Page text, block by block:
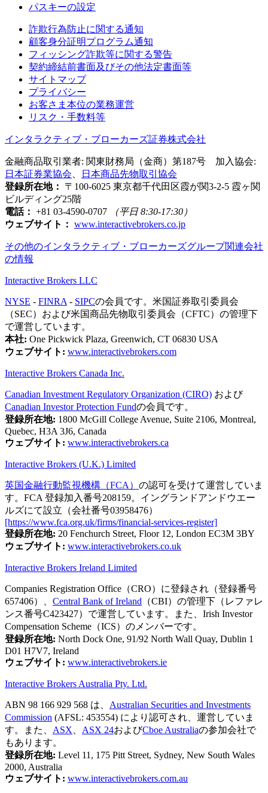
パスキーの設定
詐欺行為防止に関する通知
顧客身分証明プログラム通知
フィッシング詐欺等に関する警告
契約締結前書面及びその他法定書面等
サイトマップ
プライバシー
お客さま本位の業務運営
リスク・手数料等
インタラクティブ・ブローカーズ証券株式会社
金融商品取引業者: 関東財務局（金商）第187号 加入協会:
日本証券業協会
日本商品先物取引協会
登録所在地：
〒100-6025 東京都千代田区霞が関3-2-5 霞ヶ関
ビルディング25階
電話： +81 03-4590-0707
（平日 8:30-17:30）
ウェブサイト： www.interactivebrokers.co.jp
その他のインタラクティブ・ブローカーズグループ関連会社
の情報
Interactive Brokers LLC
NYSE - FINRA - SIPCの会員です。米国証券取引委員会
（SEC）および米国商品先物取引委員会（CFTC）の管理下
で運営しています。
本社: One Pickwick Plaza, Greenwich, CT 06830 USA
ウェブサイト: www.interactivebrokers.com
Interactive Brokers Canada Inc.
Canadian Investment Regulatory Organization (CIRO) および
Canadian Investor Protection Fundの会員です。
登録所在地: 1800 McGill College Avenue, Suite 2106, Montreal,
Quebec, H3A 3J6, Canada
ウェブサイト: www.interactivebrokers.ca
Interactive Brokers (U.K.) Limited
英国金融行動監視機構（FCA） の認可を受けて運営していま
す。FCA 登録加入番号208159。イングランドアンドウエー
ルズにて設立（会社番号03958476）
[https://www.fca.org.uk/firms/financial-services-register]
登録所在地: 20 Fenchurch Street, Floor 12, London EC3M 3BY
ウェブサイト: www.interactivebrokers.co.uk
Interactive Brokers Ireland Limited
Companies Registration Office（CRO）に登録され（登録番号
657406）、 Central Bank of Ireland （CBI）の管理下（レファレ
ンス番号C423427）で運営しています。また、Irish Investor
Compensation Scheme（ICS）のメンバーです。
登録所在地: North Dock One, 91/92 North Wall Quay, Dublin 1
D01 H7V7, Ireland
ウェブサイト: www.interactivebrokers.ie
Interactive Brokers Australia Pty. Ltd.
ABN 98 166 929 568 は、 Australian Securities and Investments
Commission (AFSL: 453554) により認可され、運営していま
す。また、 ASX ASX 24およびCboe Australiaの参加会社で
もあります。
登録所在地: Level 11, 175 Pitt Street, Sydney, New South Wales
2000, Australia
ウェブサイト: www.interactivebrokers.com.au